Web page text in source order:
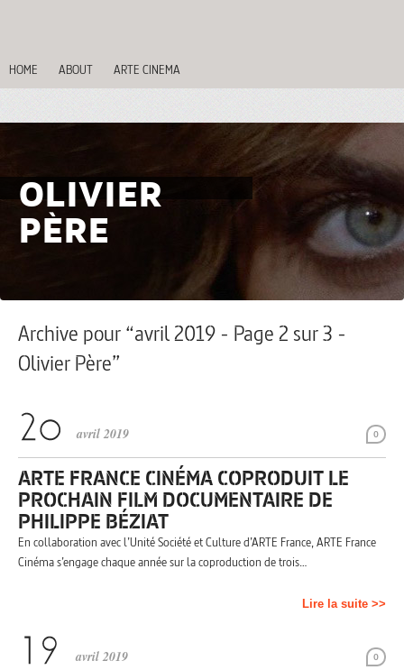
HOME ABOUT ARTE CINEMA
OLIVIER
PÈRE
Archive pour “avril 2019 - Page 2 sur 3 -
Olivier Père”
0
avril 2019
ARTE FRANCE CINÉMA COPRODUIT LE
PROCHAIN FILM DOCUMENTAIRE DE
PHILIPPE BÉZIAT
En collaboration avec l’Unité Société et Culture d’ARTE France, ARTE France
Cinéma s’engage chaque année sur la coproduction de trois…
Lire la suite >>
0
avril 2019